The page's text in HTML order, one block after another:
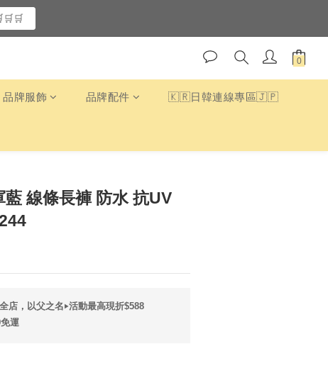
品牌服飾 品牌配件 🇰🇷日韓連線專區🇯🇵
線條長褲 防水 抗UV
店，以父之名‣活動最高現折$588
運